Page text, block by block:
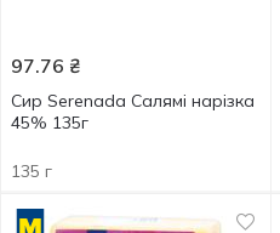
97.76 ₴
Сир Serenada Салямі нарізка
45% 135г
135 г